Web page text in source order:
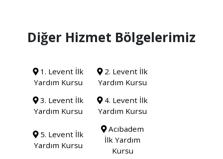
Diğer Hizmet Bölgelerimiz
1. Levent İlk
Yardım Kursu
2. Levent İlk
Yardım Kursu
3. Levent İlk
Yardım Kursu
4. Levent İlk
Yardım Kursu
5. Levent İlk
Yardım Kursu
Acıbadem
İlk Yardım
Kursu